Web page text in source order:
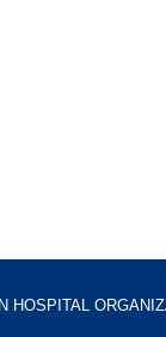
HOSPITAL